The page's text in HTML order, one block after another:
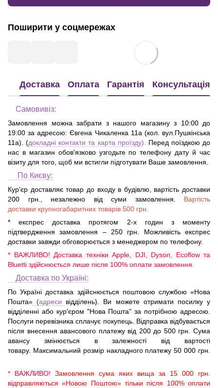
Поширити у соцмережах
Доставка Оплата Гарантія Консультація
Самовивіз:
Замовлення можна забрати з нашого магазину з 10:00 до
19:00 за адресою:Євгена Чикаленка 11а (кол. вул.Пушкінська
11а). (докладні контакти та карта проїзду). Перед поїздкою до
нас в магазин обов'язково узгодьте по телефону дату й час
візиту для того, щоб ми встигли підготувати Ваше замовлення.
По Києву:
Кур'єр доставляє товар до входу в будівлю, вартість доставки
200 грн., незалежно від суми замовлення. Вартість
доставки крупногабаритних товарів 500 грн.
* експрес доставка протягом 2-х годин з моменту
підтвердження замовлення – 250 грн. Можливість експрес
доставки завжди обговорюється з менеджером по телефону.
* ВАЖЛИВО! Доставка техніки Apple, DJI, Dyson, Ecoflow та
Bluetti здійснюється лише після 100% оплати замовлення.
Доставка по Україні:
По Україні доставка здійснюється поштовою службою «Нова
Пошта» (адреси
відділень). Ви можете отримати посилку у
відділенні або кур'єром "Нова Пошта" за потрібною адресою.
Послуги перевізника сплачує покупець. Відправка відбувається
після внесення авансового платежу від 200 до 500 грн. Сума
авансу змінюється в залежності від вартості
товару. Максимальний розмір накладного платежу 50 000 грн.
* ВАЖЛИВО! Замовлення сума яких вища за 15 000 грн.
відправляються «Новою Поштою» тільки після 100% оплати